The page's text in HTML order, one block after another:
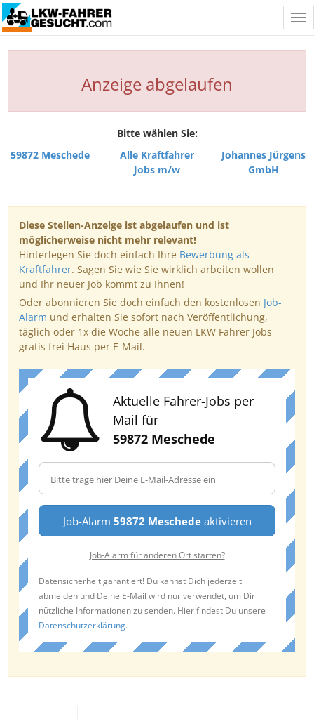
Anzeige abgelaufen
Bitte wählen Sie:
59872 Meschede
Alle Kraftfahrer
Jobs m/w
Johannes Jürgens
GmbH
Diese Stellen-Anzeige ist abgelaufen und ist
möglicherweise nicht mehr relevant!
Hinterlegen Sie doch einfach Ihre Bewerbung als
Kraftfahrer. Sagen Sie wie Sie wirklich arbeiten wollen
und Ihr neuer Job kommt zu Ihnen!
Oder abonnieren Sie doch einfach den kostenlosen Job-
Alarm und erhalten Sie sofort nach Veröffentlichung,
täglich oder 1x die Woche alle neuen LKW Fahrer Jobs
gratis frei Haus per E-Mail.
Aktuelle Fahrer-Jobs per
Mail für
59872 Meschede
Job-Alarm 59872 Meschedeaktivieren
Job-Alarm für anderen Ort starten?
Datensicherheit garantiert! Du kannst Dich jederzeit
abmelden und Deine E-Mail wird nur verwendet, um Dir
nützliche Informationen zu senden. Hier findest Du unsere
Datenschutzerklärung.